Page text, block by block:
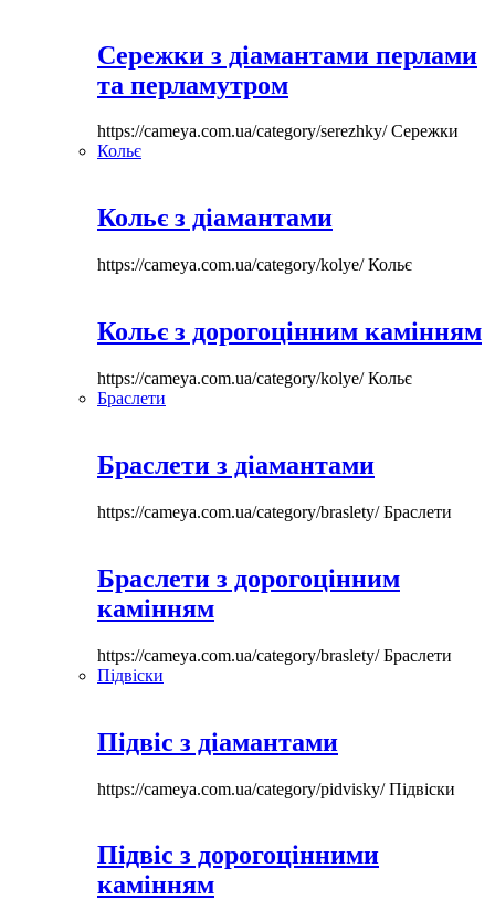
Сережки з діамантами перлами
та перламутром
https://cameya.com.ua/category/serezhky/Сережки
Кольє
Кольє з діамантами
https://cameya.com.ua/category/kolye/Кольє
Кольє з дорогоцінним камінням
https://cameya.com.ua/category/kolye/Кольє
Браслети
Браслети з діамантами
https://cameya.com.ua/category/braslety/Браслети
Браслети з дорогоцінним
камінням
https://cameya.com.ua/category/braslety/Браслети
Підвіски
Підвіс з діамантами
https://cameya.com.ua/category/pidvisky/Підвіски
Підвіс з дорогоцінними
камінням